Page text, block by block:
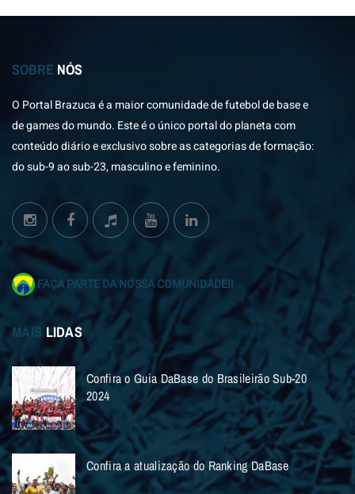
SOBRE NÓS
O Portal Brazuca é a maior comunidade de futebol de base e
de games do mundo. Este é o único portal do planeta com
conteúdo diário e exclusivo sobre as categorias de formação:
do sub-9 ao sub-23, masculino e feminino.
FAÇA PARTE DA NOSSA COMUNIDADE!!
MAIS LIDAS
Confira o Guia DaBase do Brasileirão Sub-20
2024
Confira a atualização do Ranking DaBase